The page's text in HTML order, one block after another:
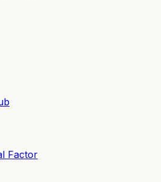
Factor